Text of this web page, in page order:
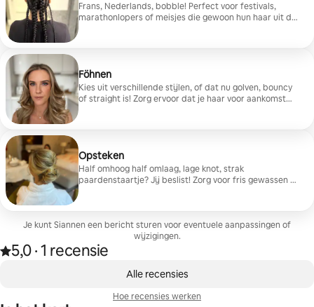
Frans, Nederlands, bobble! Perfect voor festivals,
marathonlopers of meisjes die gewoon hun haar uit de
Föhnen
Kies uit verschillende stijlen, of dat nu golven, bouncy
of straight is! Zorg ervoor dat je haar voor aankomst
Opsteken
Half omhoog half omlaag, lage knot, strak
paardenstaartje? Jij beslist! Zorg voor fris gewassen en
Je kunt Siannen een bericht sturen voor eventuele aanpassingen of
wijzigingen.
Beoordeeld met 5,0 van 5 sterren op basis van 1 recensie
5,0
, ·1 recensie
Alle recensies
Hoe recensies werken